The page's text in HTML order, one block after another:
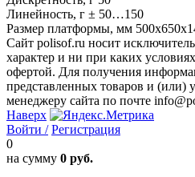
Линейность, г ± 50…150
Размер платформы, мм
Сайт polisof.ru носит
характер и ни при каких
офертой. Для получения
представленных товаров и (или)
менеджеру сайта по почте
Наверх
Войти / Регистрация
0
на сумму 0 руб.